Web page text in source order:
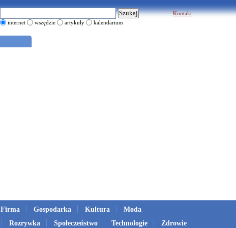
internet wszędzie artykuły kalendarium
Kontakt
Firma Gospodarka Kultura
Moda
Rozrywka Społeczeństwo Technologie Zdrowie